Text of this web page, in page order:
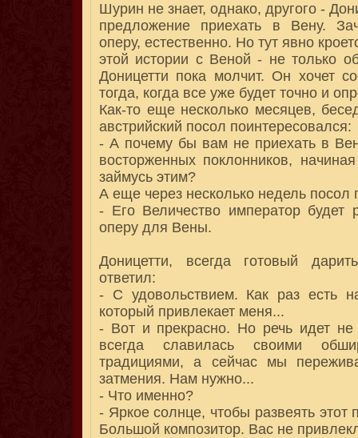
Шурин не знает, однако, другого -
предложение приехать в Вену.
оперу, естественно. Но тут явно
этой истории с Веной - не только
Доницетти пока молчит. Он хочет
тогда, когда все уже будет точно и
Как-то еще несколько месяцев,
австрийский посол поинтересовался:
- А почему бы вам не приехать в
восторженных поклонников,
займусь этим?
А еще через несколько недель посол
- Его Величество император
оперу для Вены.
Доницетти, всегда готовый
ответил:
- С удовольствием. Как раз есть
который привлекает меня...
- Вот и прекрасно. Но речь идет
всегда славилась своими
традициями, а сейчас мы
затмения. Нам нужно...
- Что именно?
- Яркое солнце, чтобы развеять
Большой композитор. Вас не